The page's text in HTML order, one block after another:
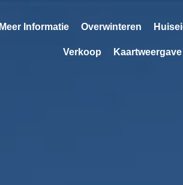
Meer Informatie Overwinteren
Verkoop Kaartweergave